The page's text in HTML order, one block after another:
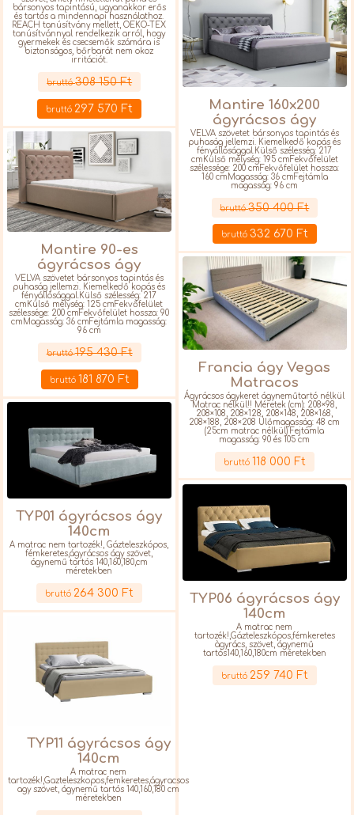
bársonyos tapintású, ugyanakkor erős
és tartós a mindennapi használathoz.
REACH tanúsítvány mellett, OEKO-TEX
tanúsítvánnyal rendelkezik arról, hogy
gyermekek és csecsemők számára is
biztonságos, bőrbarát nem okoz
irritációt.
Részletek
bruttó308 150 Ft
bruttó 297 570 Ft
Mantire 160x200
ágyrácsos ágy
VELVA szövetet bársonyos tapintás és
puhaság jellemzi. Kiemelkedő kopás és
fényállósággal.Külső szélesség: 217
cmKülső mélység: 195 cmFekvőfelület
szélessége: 200 cmFekvőfelület hossza:
160 cmMagasság: 36 cmFejtámla
magasság: 96 cm
Részletek
bruttó350 400 Ft
bruttó 332 670 Ft
Mantire 90-es
ágyrácsos ágy
VELVA szövetet bársonyos tapintás és
puhaság jellemzi. Kiemelkedő kopás és
fényállósággal.Külső szélesség: 217
cmKülső mélység: 125 cmFekvőfelület
szélessége: 200 cmFekvőfelület hossza: 90
cmMagasság: 36 cmFejtámla magasság:
96 cm
Részletek
bruttó195 430 Ft
bruttó 181 870 Ft
Francia ágy Vegas
Matracos
Ágyrácsos ágykeret ágyneműtartó nélkül
Matrac nélkül!! Méretek (cm): 208×98,
208×108, 208×128, 208×148, 208×168,
208×188, 208×208 Ülőmagasság: 48 cm
(25cm matrac nélkül) Fejtámla
magasság: 90 és 105 cm
Részletek
bruttó 118 000 Ft
TYP01 ágyrácsos ágy
140cm
A matrac nem tartozék!, Gázteleszkópos,
fémkeretes,ágyrácsos ágy szövet,
ágynemű tartós 140,160,180,cm
méretekben
Részletek
bruttó 264 300 Ft
TYP06 ágyrácsos ágy
140cm
A matrac nem
tartozék!,Gázteleszkópos,fémkeretes
àgyrács, szövet, ágynemű
tartós140,160,180cm méretekben
Részletek
bruttó 259 740 Ft
TYP11 ágyrácsos ágy
140cm
A matrac nem
tartozék!,Gazteleszkopos,femkeretes,ágyracsos
agy szövet, ágynemű tartós 140,160,180 cm
méretekben
Részletek